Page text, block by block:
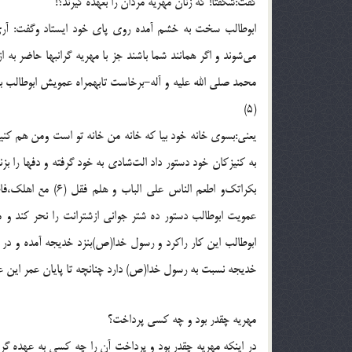
ابوطالب سخت‌ به خشم آمده روى پاى خود ايستاد وگفت: آرى
مى‌شوند و اگر همانند شما باشند جز با مهريه گرانبها
محمد صلى الله عليه و آله-برخاست تابهمراه عمويش
(5)
يعنى:بسوى خانه خود بيا كه خانه من خانه تو است ومن هم
به كنيزكان خود دستور داد الت‌شادى‌ به خود گرفته و
عمويت ابوطالب دستور ده شتر جوانى ازشترانت را نحر كند و
ابوطالب اين كار راكرد و رسول خدا(ص)بنزد خديجه آمده و
خديجه نسبت‌ به رسول خدا(ص) دارد چنانچه تا پايان عمر
مهريه چقدر بود و چه كسى پرداخت؟
در اينكه مهريه چقدر بود و پرداخت آن را چه كسى به عهده